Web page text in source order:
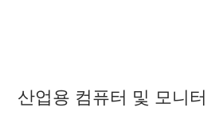
산업용 컴퓨터 및 모니터